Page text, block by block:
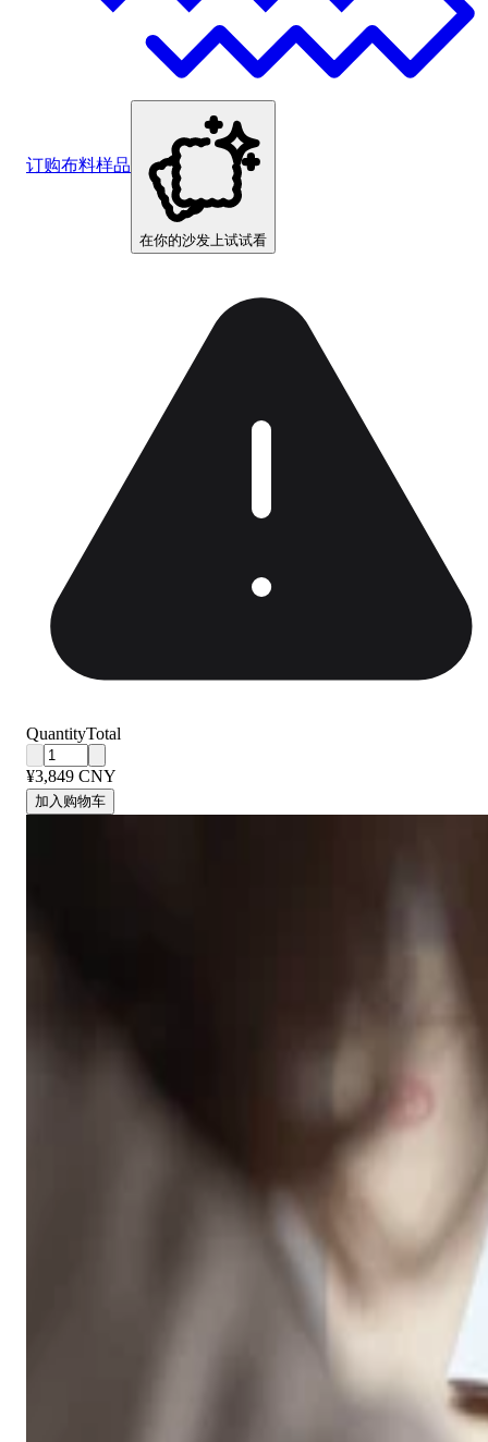
订购布料样品
在你的沙发上试试看
QuantityTotal
¥3,849 CNY
加入购物车